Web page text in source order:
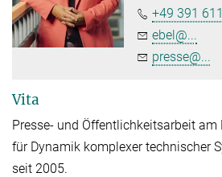
+49 391
ebel@...
presse@...
Vita
Presse- und Öffentlichkeitsarbeit
für Dynamik komplexer technischer
seit 2005.